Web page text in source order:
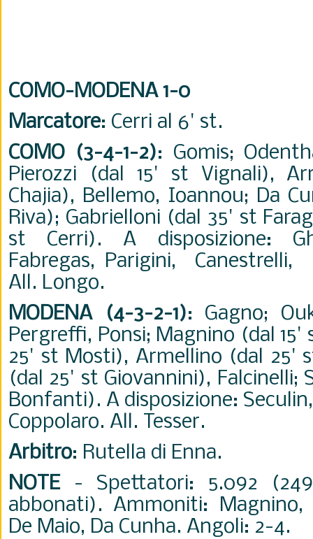
COMO-MODENA 1-0
Marcatore: Cerri al 6' st.
COMO (3-4-1-2): Gomis;
Pierozzi (dal 15' st Vignali),
Chajia), Bellemo, Ioannou; Da
Riva); Gabrielloni (dal 35' st
st Cerri). A disposizione:
Fabregas, Parigini, Canestrelli,
All. Longo.
MODENA (4-3-2-1): Gagno;
Pergreffi, Ponsi; Magnino (dal 15'
25' st Mosti), Armellino (dal 25'
(dal 25' st Giovannini), Falcinelli;
Bonfanti). A disposizione:
Coppolaro. All. Tesser.
Arbitro: Rutella di Enna.
NOTE - Spettatori: 5.092
abbonati). Ammoniti: Magnino,
De Maio, Da Cunha. Angoli: 2-4.